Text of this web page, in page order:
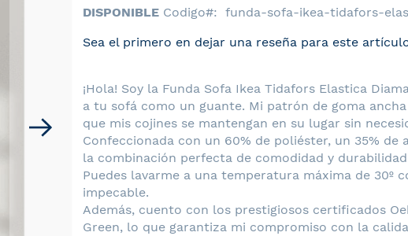
DISPONIBLE Codigo
funda-sofa-ikea-tidafors-
Sea el primero en dejar una reseña para este
¡Hola! Soy la Funda Sofa Ikea Tidafors Elastica
a tu sofá como un guante. Mi patrón de goma
que mis cojines se mantengan en su lugar sin
Confeccionada con un 60% de poliéster, un 35%
la combinación perfecta de comodidad y
Puedes lavarme a una temperatura máxima de
impecable.
Además, cuento con los prestigiosos certificados
Green, lo que garantiza mi compromiso con la